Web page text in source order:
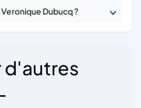
Dubucq ?
d'autres